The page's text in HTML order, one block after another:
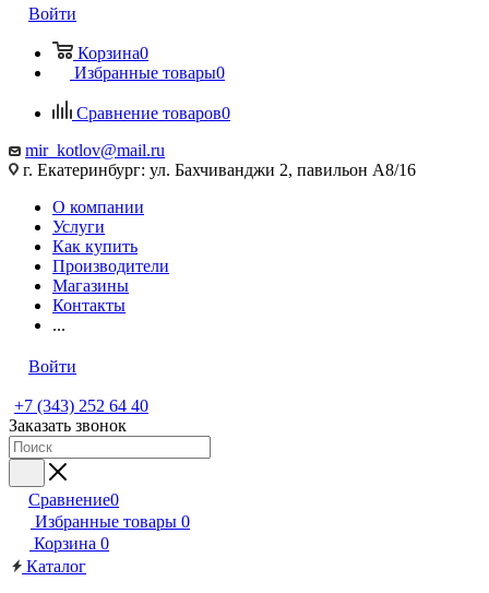
Войти
Корзина0
Избранные товары0
Сравнение товаров0
mir_kotlov@mail.ru
г. Екатеринбург: ул. Бахчиванджи 2, павильон А8/16
О компании
Услуги
Как купить
Производители
Магазины
Контакты
...
Войти
+7 (343) 252 64 40
Заказать звонок
Сравнение0
Избранные товары 0
Корзина 0
Каталог